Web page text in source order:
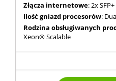
Złącza internetowe: 2x
Ilość gniazd procesorów:
Rodzina obsługiwanych
Xeon® Scalable